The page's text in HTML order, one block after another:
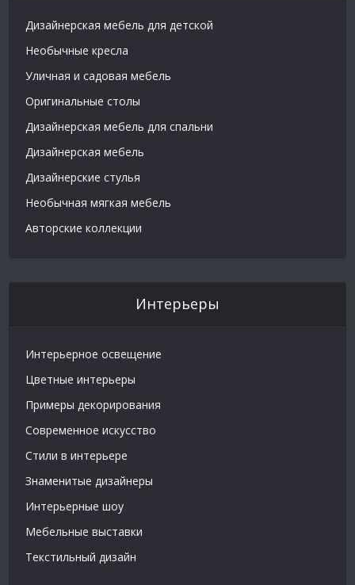
Дизайнерская мебель для детской
Необычные кресла
Уличная и садовая мебель
Оригинальные столы
Дизайнерская мебель для спальни
Дизайнерская мебель
Дизайнерские стулья
Необычная мягкая мебель
Авторские коллекции
Интерьеры
Интерьерное освещение
Цветные интерьеры
Примеры декорирования
Современное искусство
Стили в интерьере
Знаменитые дизайнеры
Интерьерные шоу
Мебельные выставки
Текстильный дизайн